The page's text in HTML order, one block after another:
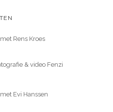
Rens Kroes
& video Fenzi
Evi Hanssen